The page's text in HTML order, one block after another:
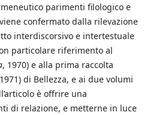
parimenti filologico e
confermato dalla rilevazione
interdiscorsivo e intertestuale
particolare riferimento al
, 1970) e alla prima raccolta
di Bellezza, e ai due volumi
è offrire una
di relazione, e metterne in luce